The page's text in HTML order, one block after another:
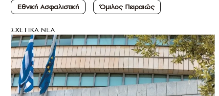
Εθνική Ασφαλιστική
Όμιλος Πειραιώς
ΣXETIKA NEA